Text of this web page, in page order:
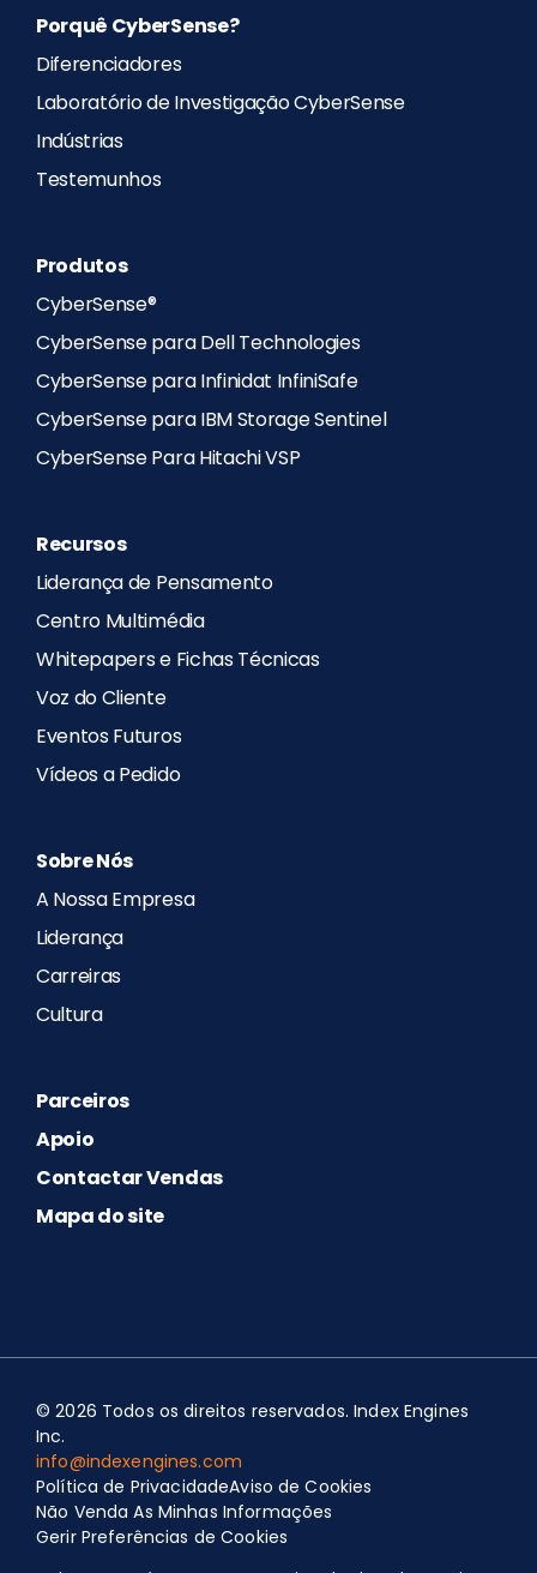
Porquê CyberSense?
Diferenciadores
Laboratório de Investigação CyberSense
Indústrias
Testemunhos
Produtos
CyberSense®
CyberSense para Dell Technologies
CyberSense para Infinidat InfiniSafe
CyberSense para IBM Storage Sentinel
CyberSense Para Hitachi VSP
Recursos
Liderança de Pensamento
Centro Multimédia
Whitepapers e Fichas Técnicas
Voz do Cliente
Eventos Futuros
Vídeos a Pedido
Sobre Nós
A Nossa Empresa
Liderança
Carreiras
Cultura
Parceiros
Apoio
Contactar Vendas
Mapa do site
© 2026 Todos os direitos reservados. Index Engines
Inc.
info@indexengines.com
Política de PrivacidadeAviso de Cookies
Não Venda As Minhas Informações
Gerir Preferências de Cookies
Portuguese (Brazil)
Spanish